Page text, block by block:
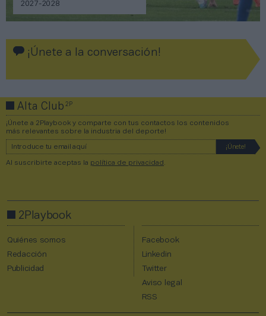
2027-2028
¡Únete a la conversación!
Alta Club2P
¡Únete a 2Playbook y comparte con tus contactos los contenidos
más relevantes sobre la industria del deporte!
Al suscribirte aceptas la política de privacidad .
2Playbook
Quiénes somos
Redacción
Publicidad
Facebook
Linkedin
Twitter
Aviso legal
RSS